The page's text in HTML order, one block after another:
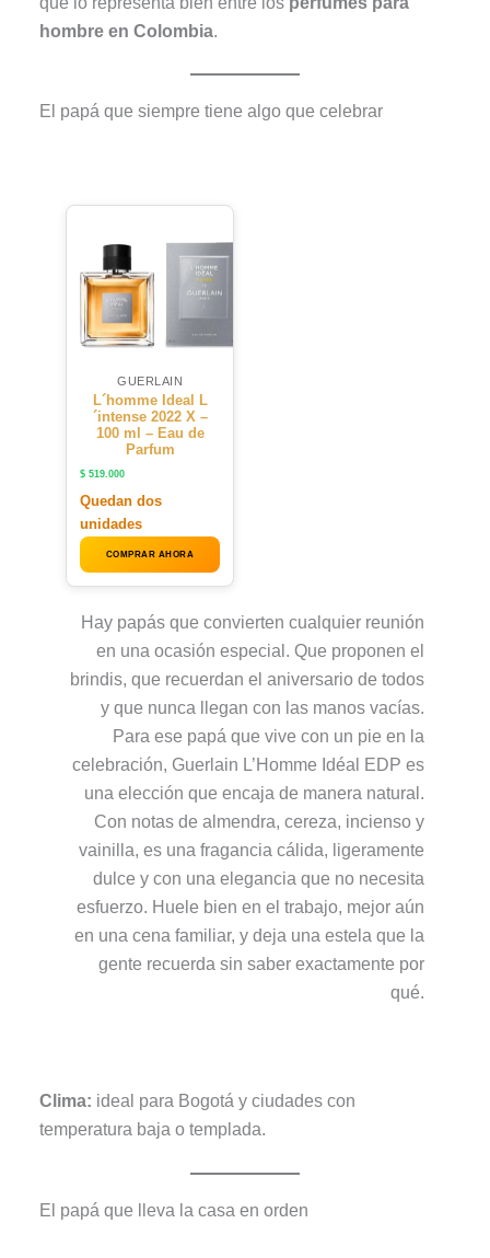
hombre en Colombia.
El papá que siempre tiene algo que celebrar
GUERLAIN
L´homme Ideal L
´intense 2022 X –
100 ml – Eau de
Parfum
$ 519.000
Quedan dos
unidades
COMPRAR AHORA
Hay papás que convierten cualquier reunión
en una ocasión especial. Que proponen el
brindis, que recuerdan el aniversario de todos
y que nunca llegan con las manos vacías.
Para ese papá que vive con un pie en la
celebración, Guerlain L’Homme Idéal EDP es
una elección que encaja de manera natural.
Con notas de almendra, cereza, incienso y
vainilla, es una fragancia cálida, ligeramente
dulce y con una elegancia que no necesita
esfuerzo. Huele bien en el trabajo, mejor aún
en una cena familiar, y deja una estela que la
gente recuerda sin saber exactamente por
qué.
Clima: ideal para Bogotá y ciudades con
temperatura baja o templada.
El papá que lleva la casa en orden